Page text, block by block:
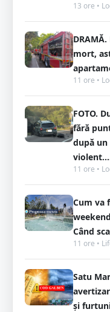
13 ore •
mort,
11 ore •
FOTO.
fără
după
11 ore •
Cum va
Când
11 ore •
Satu
și